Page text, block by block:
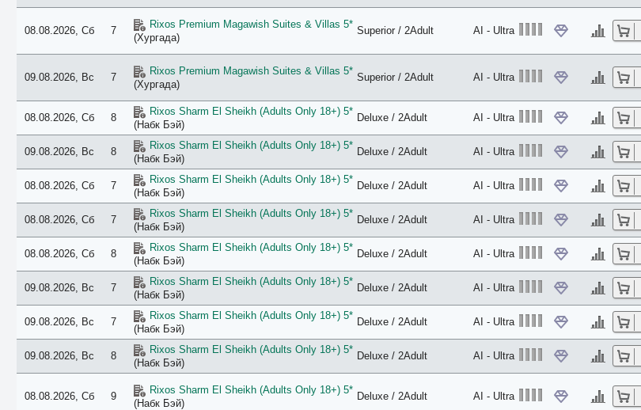
08.08.2026, Сб 7
Rixos Premium Magawish Suites & Villas 5*
(Хургада)
Superior / 2Adult AI - Ultra
09.08.2026, Вс 7
Rixos Premium Magawish Suites & Villas 5*
(Хургада)
Superior / 2Adult AI - Ultra
08.08.2026, Сб 8
Rixos Sharm El Sheikh (Adults Only 18+) 5*
(Набк Бэй)
Deluxe / 2Adult AI - Ultra
09.08.2026, Вс 8
Rixos Sharm El Sheikh (Adults Only 18+) 5*
(Набк Бэй)
Deluxe / 2Adult AI - Ultra
08.08.2026, Сб 7
Rixos Sharm El Sheikh (Adults Only 18+) 5*
(Набк Бэй)
Deluxe / 2Adult AI - Ultra
08.08.2026, Сб 7
Rixos Sharm El Sheikh (Adults Only 18+) 5*
(Набк Бэй)
Deluxe / 2Adult AI - Ultra
08.08.2026, Сб 8
Rixos Sharm El Sheikh (Adults Only 18+) 5*
(Набк Бэй)
Deluxe / 2Adult AI - Ultra
09.08.2026, Вс 7
Rixos Sharm El Sheikh (Adults Only 18+) 5*
(Набк Бэй)
Deluxe / 2Adult AI - Ultra
09.08.2026, Вс 7
Rixos Sharm El Sheikh (Adults Only 18+) 5*
(Набк Бэй)
Deluxe / 2Adult AI - Ultra
09.08.2026, Вс 8
Rixos Sharm El Sheikh (Adults Only 18+) 5*
(Набк Бэй)
Deluxe / 2Adult AI - Ultra
08.08.2026, Сб 9
Rixos Sharm El Sheikh (Adults Only 18+) 5*
(Набк Бэй)
Deluxe / 2Adult AI - Ultra